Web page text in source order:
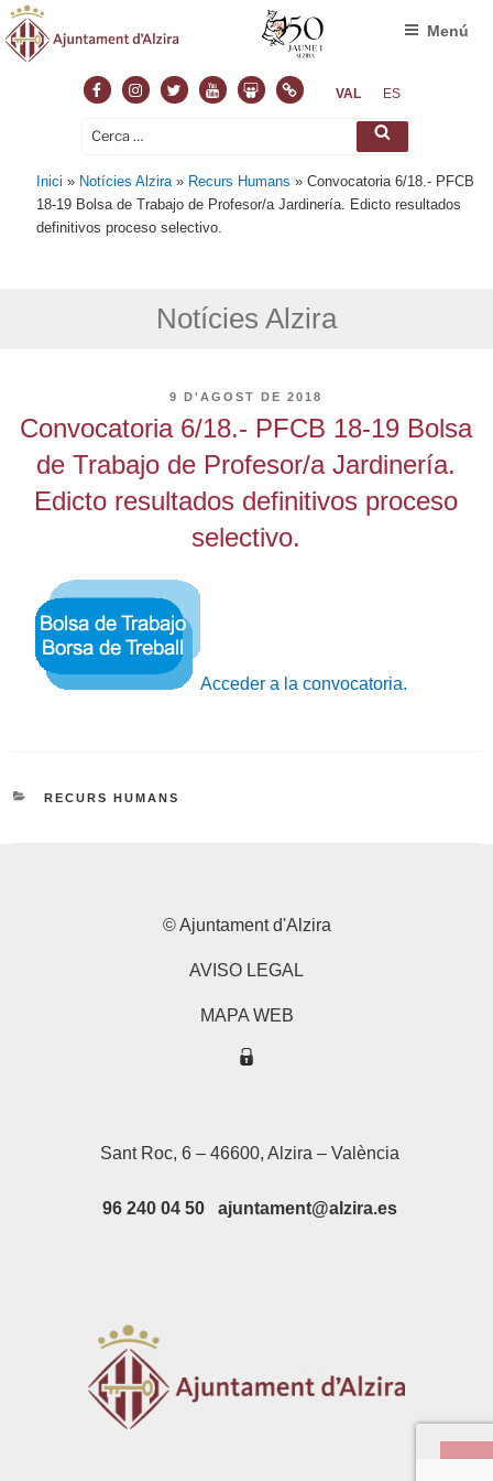
FacebookInstagram
TwitterYoutubeSlideshare
NormasVAL ES
Cerca: Cerca
Menú
Inici » Notícies Alzira » Recurs Humans »Convocatoria 6/18.- PFCB
18-19 Bolsa de Trabajo de Profesor/a Jardinería. Edicto resultados
definitivos proceso selectivo.
Notícies Alzira
PUBLICAT
9 D'AGOST DE 2018
Convocatoria 6/18.- PFCB 18-19 Bolsa
de Trabajo de Profesor/a Jardinería.
Edicto resultados definitivos proceso
selectivo.
Acceder a la convocatoria.
CATEGORIES
RECURS HUMANS
© Ajuntament d'Alzira
AVISO LEGAL
MAPA WEB
Sant Roc, 6 – 46600, Alzira – València
96 240 04 50 ajuntament@alzira.es